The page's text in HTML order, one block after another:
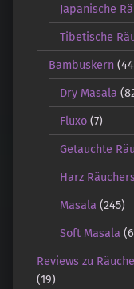
Japanische
Tibetische
Bambuskern
Dry Masala
Fluxo (7)
Getauchte
Harz
Masala (245)
Soft Masala
Reviews zu
(19)